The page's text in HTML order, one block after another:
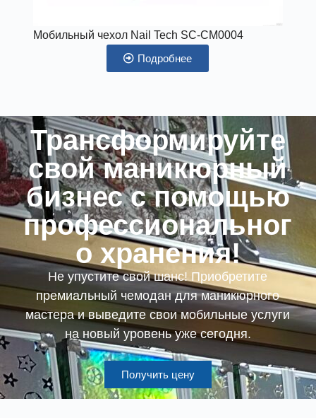
Мобильный чехол Nail Tech SC-CM0004
Подробнее
Трансформируйте
свой маникюрный
бизнес с помощью
профессиональног
о хранения!
Не упустите свой шанс! Приобретите
премиальный чемодан для маникюрного
мастера и выведите свои мобильные услуги
на новый уровень уже сегодня.
Получить цену